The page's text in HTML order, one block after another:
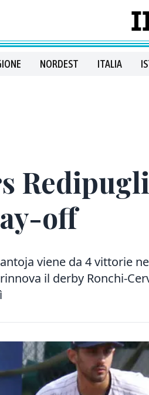
NORDEST ITALIA
off
viene da 4 vittorie
il derby Ronchi-